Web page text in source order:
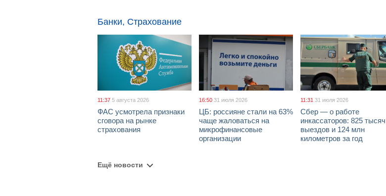
Банки, Страхование
11:37 5 августа 2026
ФАС усмотрела признаки
сговора на рынке
страхования
16:50 31 июля 2026
ЦБ: россияне стали на 63%
чаще жаловаться на
микрофинансовые
организации
11:31 31 июля 2026
Сбер — о работе
инкассаторов: 825 тысяч
выездов и 124 млн
километров за год
Ещё новости